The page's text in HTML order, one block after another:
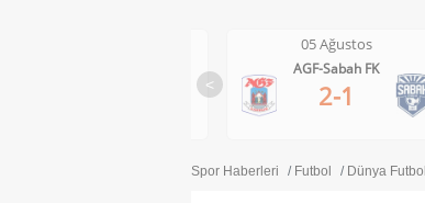
<
05 Ağustos
AGF-Sabah FK
2-1
Spor Haberleri Futbol Dünya